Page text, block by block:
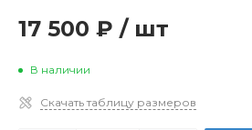
17 500 ₽ / шт
В наличии
Скачать таблицу размеров